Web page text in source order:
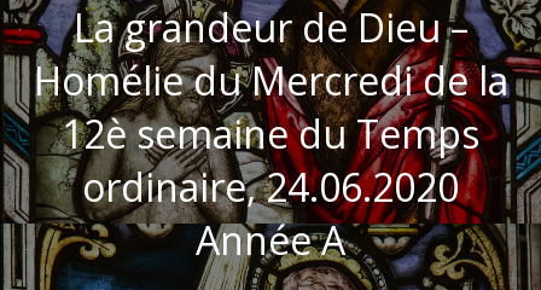
La grandeur de Dieu –
Homélie du Mercredi de la
12è semaine du Temps
ordinaire, 24.06.2020
Année A